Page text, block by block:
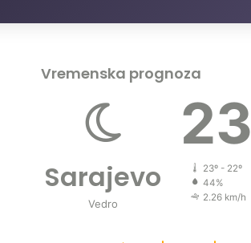
Vremenska prognoza
Sarajevo
Vedro
23
23º - 22º
44%
2.26 km/h